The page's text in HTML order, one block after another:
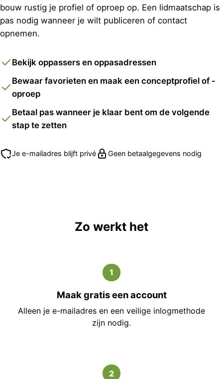
bouw rustig je profiel of oproep op. Een lidmaatschap is
pas nodig wanneer je wilt publiceren of contact
opnemen.
Bekijk oppassers en oppasadressen
Bewaar favorieten en maak een conceptprofiel of -
oproep
Betaal pas wanneer je klaar bent om de volgende
stap te zetten
Je e-mailadres blijft privé Geen betaalgegevens nodig
Zo werkt het
1
Maak gratis een account
Alleen je e-mailadres en een veilige inlogmethode
zijn nodig.
2